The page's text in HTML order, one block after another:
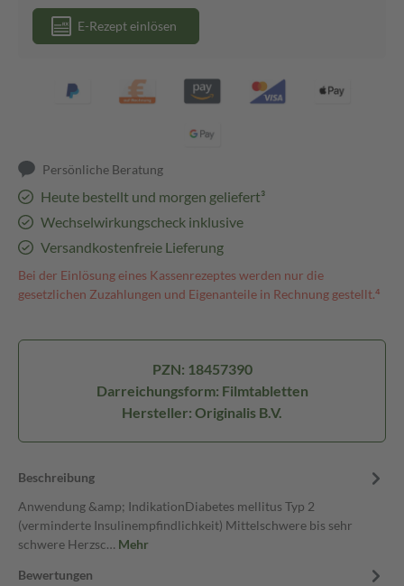
E-Rezept einlösen
Persönliche Beratung
Heute bestellt und morgen geliefert³
Wechselwirkungscheck inklusive
Versandkostenfreie Lieferung
Bei der Einlösung eines Kassenrezeptes werden nur die
gesetzlichen Zuzahlungen und Eigenanteile in Rechnung gestellt.⁴
PZN: 18457390
Darreichungsform: Filmtabletten
Hersteller: Originalis B.V.
Beschreibung
Anwendung &amp; IndikationDiabetes mellitus Typ 2
(verminderte Insulinempfindlichkeit) Mittelschwere bis sehr
schwere Herzsc… Mehr
Bewertungen